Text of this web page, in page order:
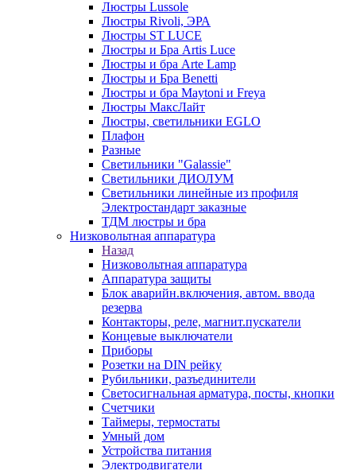
Люстры Lussole
Люстры Rivoli, ЭРА
Люстры ST LUCE
Люстры и Бра Artis Luce
Люстры и бра Arte Lamp
Люстры и Бра Benetti
Люстры и бра Maytoni и Freya
Люстры МаксЛайт
Люстры, светильники EGLO
Плафон
Разные
Светильники "Galassie"
Светильники ДИОЛУМ
Светильники линейные из профиля
Электростандарт заказные
ТДМ люстры и бра
Низковольтная аппаратура
Назад
Низковольтная аппаратура
Аппаратура защиты
Блок аварийн.включения, автом. ввода
резерва
Контакторы, реле, магнит.пускатели
Концевые выключатели
Приборы
Розетки на DIN рейку
Рубильники, разъединители
Светосигнальная арматура, посты, кнопки
Счетчики
Таймеры, термостаты
Умный дом
Устройства питания
Электродвигатели